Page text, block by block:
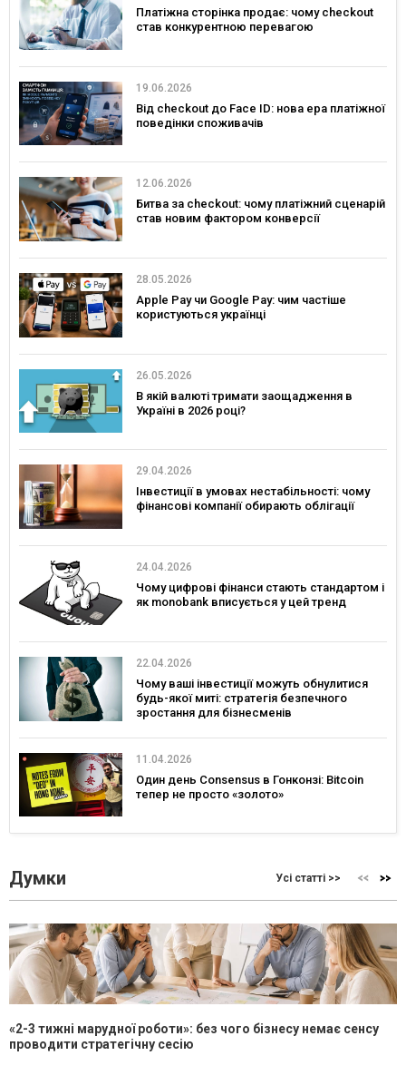
Платіжна сторінка продає: чому checkout
став конкурентною перевагою
19.06.2026
Від checkout до Face ID: нова ера платіжної
поведінки споживачів
12.06.2026
Битва за checkout: чому платіжний сценарій
став новим фактором конверсії
28.05.2026
Apple Pay чи Google Pay: чим частіше
користуються українці
26.05.2026
В якій валюті тримати заощадження в
Україні в 2026 році?
29.04.2026
Інвестиції в умовах нестабільності: чому
фінансові компанії обирають облігації
24.04.2026
Чому цифрові фінанси стають стандартом і
як monobank вписується у цей тренд
22.04.2026
Чому ваші інвестиції можуть обнулитися
будь-якої миті: стратегія безпечного
зростання для бізнесменів
11.04.2026
Один день Consensus в Гонконзі: Bitcoin
тепер не просто «золото»
Думки Усі статті >>
«2-3 тижні марудної роботи»: без чого бізнесу немає сенсу
проводити стратегічну сесію